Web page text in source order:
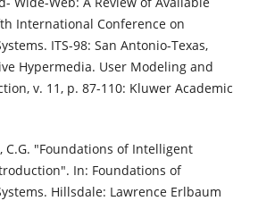
International Conference on
ITS-98: San Antonio-Texas,
Hypermedia. User Modeling and
v. 11, p. 87-110: Kluwer Academic
C.G. "Foundations of Intelligent
In: Foundations of
Hillsdale: Lawrence Erlbaum